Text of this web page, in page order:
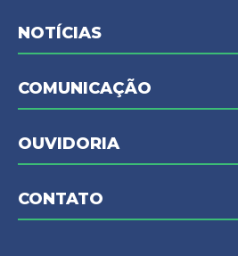
NOTÍCIAS
COMUNICAÇÃO
OUVIDORIA
CONTATO